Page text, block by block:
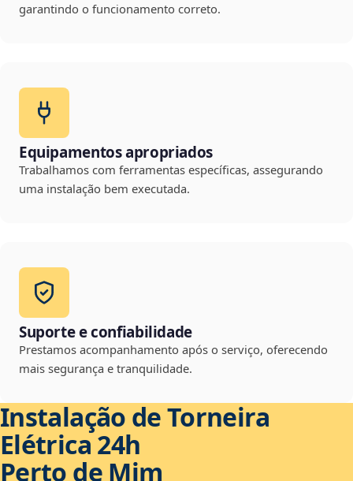
garantindo o funcionamento correto.
Equipamentos apropriados
Trabalhamos com ferramentas específicas, assegurando
uma instalação bem executada.
Suporte e confiabilidade
Prestamos acompanhamento após o serviço, oferecendo
mais segurança e tranquilidade.
Instalação de Torneira
Elétrica 24h
Perto de Mim